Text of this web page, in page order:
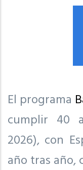
El programa
cumplir 40
2026), con
año tras año,